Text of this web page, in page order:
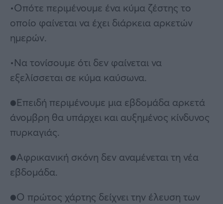
•Οπότε περιμένουμε ένα κύμα ζέστης το
οποίο φαίνεται να έχει διάρκεια αρκετών
ημερών.
•Να τονίσουμε ότι δεν φαίνεται να
εξελίσσεται σε κύμα καύσωνα.
●Επειδή περιμένουμε μια εβδομάδα αρκετά
άνομβρη θα υπάρχει και αυξημένος κίνδυνος
πυρκαγιάς.
●Αφρικανική σκόνη δεν αναμένεται τη νέα
εβδομάδα.
●Ο πρώτος χάρτης δείχνει την έλευση των